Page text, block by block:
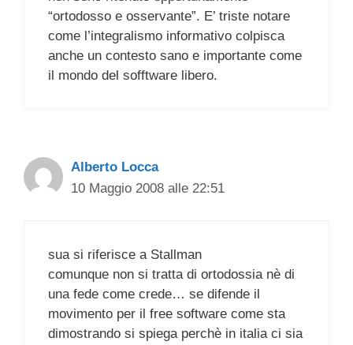
“ortodosso e osservante”. E’ triste notare
come l’integralismo informativo colpisca
anche un contesto sano e importante come
il mondo del sofftware libero.
Alberto Locca
10 Maggio 2008 alle 22:51
sua si riferisce a Stallman
comunque non si tratta di ortodossia nè di
una fede come crede… se difende il
movimento per il free software come sta
dimostrando si spiega perchè in italia ci sia